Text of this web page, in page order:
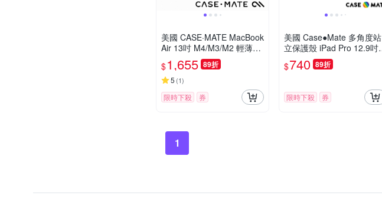
美國 CASE·MATE MacBook
Air 13吋 M4/M3/M2 輕薄殼
- 霧面透明
$1,655 89折
5 (1)
限時下殺 券
美國 Case●Mate 多角度站
立保護殼 iPad Pro 12.9吋
(第四代) - 海軍藍
$740 89折
限時下殺 券
1